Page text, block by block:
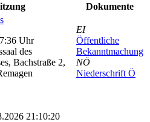
Dokumente
Uhr
des
Bachstraße 2,
EI
Öffentliche
Bekanntmachung
NÖ
Niederschrift Ö
21:10:20